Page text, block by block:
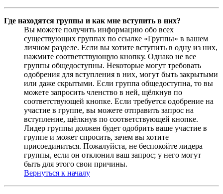
Где находятся группы и как мне вступить в них?
Вы можете получить информацию обо всех
существующих группах по ссылке «Группы» в вашем
личном разделе. Если вы хотите вступить в одну из них,
нажмите соответствующую кнопку. Однако не все
группы общедоступны. Некоторые могут требовать
одобрения для вступления в них, могут быть закрытыми
или даже скрытыми. Если группа общедоступна, то вы
можете запросить членство в ней, щёлкнув по
соответствующей кнопке. Если требуется одобрение на
участие в группе, вы можете отправить запрос на
вступление, щёлкнув по соответствующей кнопке.
Лидер группы должен будет одобрить ваше участие в
группе и может спросить, зачем вы хотите
присоединиться. Пожалуйста, не беспокойте лидера
группы, если он отклонил ваш запрос; у него могут
быть для этого свои причины.
Вернуться к началу